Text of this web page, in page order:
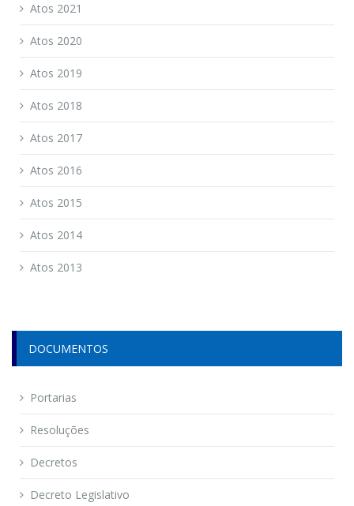
Atos 2021
Atos 2020
Atos 2019
Atos 2018
Atos 2017
Atos 2016
Atos 2015
Atos 2014
Atos 2013
DOCUMENTOS
Portarias
Resoluções
Decretos
Decreto Legislativo